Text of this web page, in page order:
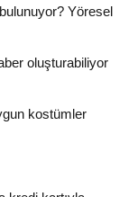
Yöresel
oluşturabiliyor
kostümler